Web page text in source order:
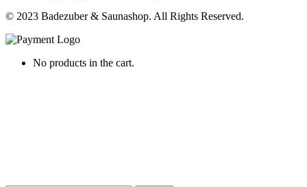
© 2023 Badezuber & Saunashop. All Rights Reserved.
No products in the cart.